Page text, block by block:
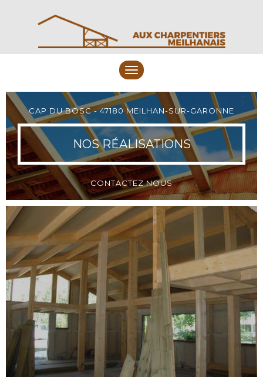
Toggle
navigation
CAP DU BOSC - 47180 MEILHAN-SUR-GARONNE
NOS RÉALISATIONS
CONTACTEZ NOUS